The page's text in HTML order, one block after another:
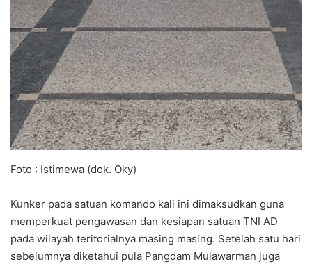
Foto : Istimewa (dok. Oky)
Kunker pada satuan komando kali ini dimaksudkan guna
memperkuat pengawasan dan kesiapan satuan TNI AD
pada wilayah teritorialnya masing masing. Setelah satu hari
sebelumnya diketahui pula Pangdam Mulawarman juga